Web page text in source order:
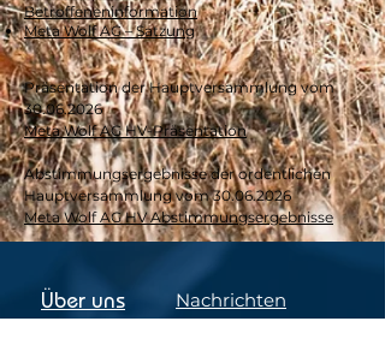
Betroffeneninformation
Meta Wolf AG – Satzung
Präsentation der Hauptversammlung vom
30.06.2026
Meta Wolf AG HV-Präsentation
Abstimmungsergebnisse der ordentlichen
Hauptversammlung vom30.06.2026
Meta Wolf AG HV Abstimmungsergebnisse
Über uns
Nachrichten